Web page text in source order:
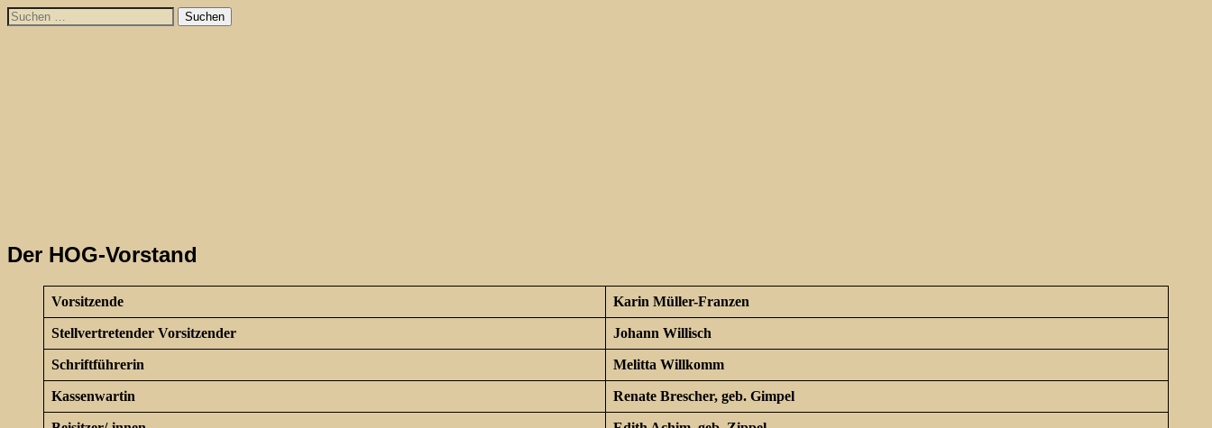
Skip
to
Suchen
nach:
Der HOG-Vorstand
Vorsitzende Karin Müller-Franzen
Stellvertretender Vorsitzender Johann Willisch
Schriftführerin Melitta Willkomm
Kassenwartin Renate Brescher, geb. Gimpel